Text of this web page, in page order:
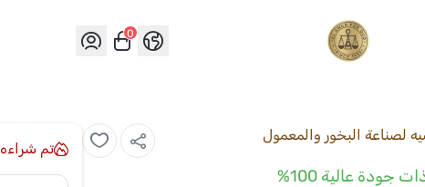
0
لصناعة البخور والمعمول
جودة عالية 100%
تم شراءه